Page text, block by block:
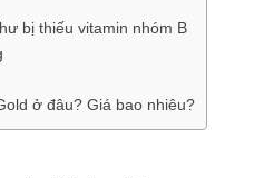
bị thiếu vitamin nhóm B
ở đâu? Giá bao nhiêu?